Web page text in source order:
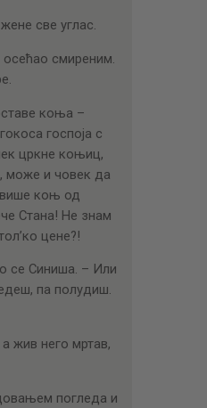
све углас.
смиреним.
коња –
госпоја с
цркне коњиц,
може и човек да
више коњ од
Стана! Не знам
цене?!
се Синиша. – Или
па полудиш.
жив него мртав,
погледа и